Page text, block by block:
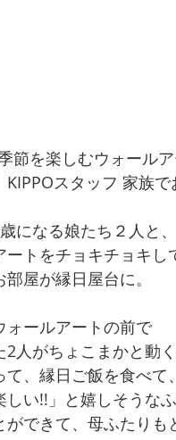
節を楽しむウォール
KIPPOスタッフ 家族で
になる娘たち２人と、
ートをチョキチョキ
屋が縁日屋台に。
ォールアートの前で
人がちょこまかと動
、縁日ご飯を食べて、
しい!!」と嬉しそうなふ
ができて、母ふたりも